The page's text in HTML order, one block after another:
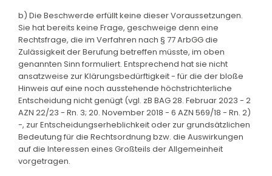
b) Die Beschwerde erfüllt keine dieser Voraussetzungen.
Sie hat bereits keine Frage, geschweige denn eine
Rechtsfrage, die im Verfahren nach § 77 ArbGG die
Zulässigkeit der Berufung betreffen müsste, im oben
genannten Sinn formuliert. Entsprechend hat sie nicht
ansatzweise zur Klärungsbedürftigkeit - für die der bloße
Hinweis auf eine noch ausstehende höchstrichterliche
Entscheidung nicht genügt (vgl. zB BAG 28. Februar 2023 - 2
AZN 22/23 - Rn. 3; 20. November 2018 - 6 AZN 569/18 - Rn. 2)
-, zur Entscheidungserheblichkeit oder zur grundsätzlichen
Bedeutung für die Rechtsordnung bzw. die Auswirkungen
auf die Interessen eines Großteils der Allgemeinheit
vorgetragen.